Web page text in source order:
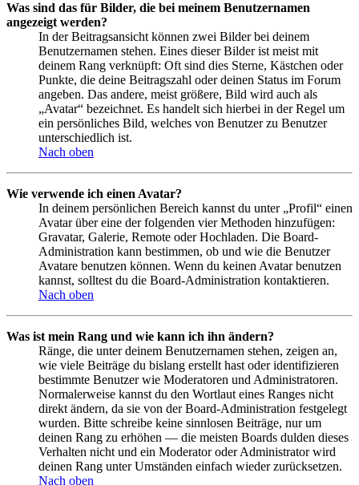
Was sind das für Bilder, die bei meinem Benutzernamen
angezeigt werden?
In der Beitragsansicht können zwei Bilder bei deinem
Benutzernamen stehen. Eines dieser Bilder ist meist mit
deinem Rang verknüpft: Oft sind dies Sterne, Kästchen oder
Punkte, die deine Beitragszahl oder deinen Status im Forum
angeben. Das andere, meist größere, Bild wird auch als
„Avatar“ bezeichnet. Es handelt sich hierbei in der Regel um
ein persönliches Bild, welches von Benutzer zu Benutzer
unterschiedlich ist.
Nach oben
Wie verwende ich einen Avatar?
In deinem persönlichen Bereich kannst du unter „Profil“ einen
Avatar über eine der folgenden vier Methoden hinzufügen:
Gravatar, Galerie, Remote oder Hochladen. Die Board-
Administration kann bestimmen, ob und wie die Benutzer
Avatare benutzen können. Wenn du keinen Avatar benutzen
kannst, solltest du die Board-Administration kontaktieren.
Nach oben
Was ist mein Rang und wie kann ich ihn ändern?
Ränge, die unter deinem Benutzernamen stehen, zeigen an,
wie viele Beiträge du bislang erstellt hast oder identifizieren
bestimmte Benutzer wie Moderatoren und Administratoren.
Normalerweise kannst du den Wortlaut eines Ranges nicht
direkt ändern, da sie von der Board-Administration festgelegt
wurden. Bitte schreibe keine sinnlosen Beiträge, nur um
deinen Rang zu erhöhen — die meisten Boards dulden dieses
Verhalten nicht und ein Moderator oder Administrator wird
deinen Rang unter Umständen einfach wieder zurücksetzen.
Nach oben